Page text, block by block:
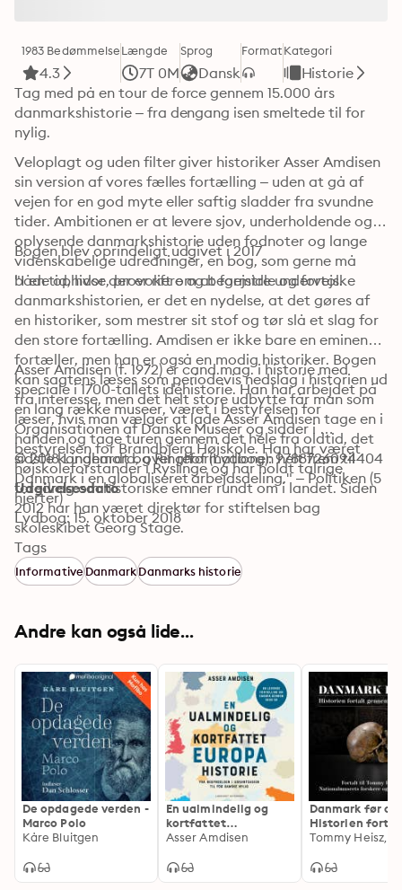
1983 Bedømmelse
4.3
Længde
7T 0M
Sprog
Dansk
FormatKategori
Historie
Tag med på en tour de force gennem 15.000 års
danmarkshistorie – fra dengang isen smeltede til for
Veloplagt og uden filter giver historiker Asser Amdisen
sin version af vores fælles fortælling – uden at gå af
vejen for en god myte eller saftig sladder fra svundne
tider. Ambitionen er at levere sjov, underholdende og
oplysende danmarkshistorie uden fodnoter og lange
videnskabelige udredninger, en bog, som gerne må
både ophidse, provokere og begejstre undervejs.
Bogen blev oprindeligt udgivet i 2017
"I en tid, hvor der er rift om at formidle og fortolke
danmarkshistorien, er det en nydelse, at det gøres af
en historiker, som mestrer sit stof og tør slå et slag for
den store fortælling. Amdisen er ikke bare en eminent
fortæller, men han er også en modig historiker. Bogen
kan sagtens læses som periodevis nedslag i historien ud
fra interesse, men det helt store udbytte får man som
læser, hvis man vælger at lade Asser Amdisen tage en i
hånden og tage turen gennem det hele fra oldtid, det
sidste kongemord, over reformationen helt frem til
Danmark i en globaliseret arbejdsdeling." – Politiken (5
hjerter)
Asser Amdisen (f. 1972) er cand.mag. i historie med
speciale i 1700-tallets idéhistorie. Han har arbejdet på
en lang række museer, været i bestyrelsen for
Organisationen af Danske Museer og sidder i
bestyrelsen for Brandbjerg Højskole. Han har været
højskoleforstander i Ryslinge og har holdt talrige
foredrag om historiske emner rundt om i landet. Siden
2012 har han været direktør for stiftelsen bag
skoleskibet Georg Stage.
© 2018 Lindhardt og Ringhof (Lydbog): 9788726094404
Udgivelsesdato
Lydbog: 15. oktober 2018
Tags
InformativeDanmarkDanmarks historie
Andre kan også lide...
De opdagede verden -
Marco Polo
Kåre Bluitgen
En ualmindelig og
kortfattet
europahistorie
Asser Amdisen
Danmark før os:
Historien
gennem 50